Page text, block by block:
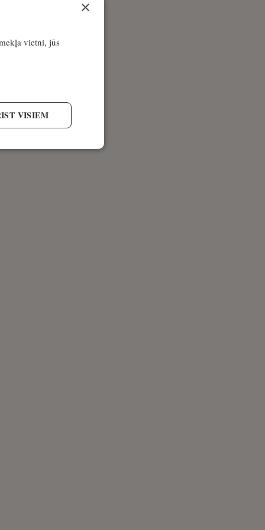
×
vietni, jūs
VISIEM